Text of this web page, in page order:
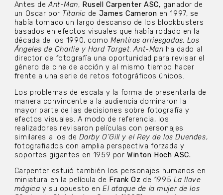
Antes deAnt-Man, Rusell Carpenter ASC, ganador de
un Oscar por Titanic de James Cameron en 1997, se
había tomado un largo descanso de los blockbusters
basados en efectos visuales ​​que había rodado en la
década de los 1990, comoMentiras arriesgadas, Los
Ángeles de Charlie y Hard Target.Ant-Man ha dado al
director de fotografía una oportunidad para revisar el
género de cine de acción y al mismo tiempo hacer
frente a una serie de retos fotográficos únicos.
Los problemas de escala y la forma de presentarla de
manera convincente a la audiencia dominaron la
mayor parte de las decisiones sobre fotografía y
efectos visuales. A modo de referencia, los
realizadores revisaron películas con personajes
similares a los de Darby O’Gill y el Rey de los Duendes,
fotografiados con amplia perspectiva forzada y
soportes gigantes en 1959 porWinton Hoch ASC.
Carpenter estuió también los personajes humanos en
miniatura en la película de Frank Oz de 1995 La llave
mágica y su opuesto enEl ataque de la mujer de los